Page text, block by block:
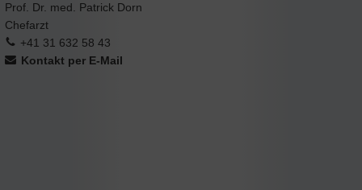
Prof. Dr. med. Patrick Dorn
Chefarzt
+41 31 632 58 43
Kontakt per E-Mail